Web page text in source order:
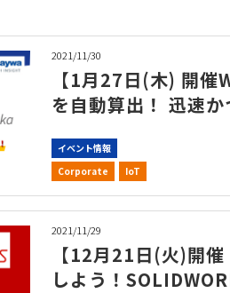
2021/11/30
【1月27日(木) 開
を自動算出！ 迅速
イベント情報
Corporate
IoT
2021/11/29
【12月21日(火)開
しよう！